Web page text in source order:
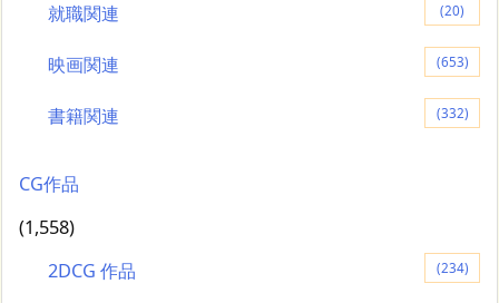
就職関連 (20)
映画関連 (653)
書籍関連 (332)
CG作品
(1,558)
2DCG 作品
(234)